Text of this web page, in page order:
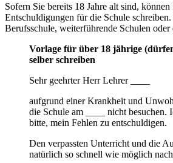
Sofern Sie bereits 18 Jahre alt sind, können
Entschuldigungen für die Schule
Berufsschule, weiterführende Schulen oder
Vorlage für über 18 jährige
selber schreiben
Sehr geehrter Herr Lehrer ____
aufgrund einer Krankheit und
die Schule am ____ nicht besuchen.
bitte, mein Fehlen zu entschuldigen.
Den verpassten Unterricht und die
natürlich so schnell wie möglich